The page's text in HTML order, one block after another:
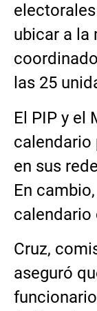
ubicar a la
las 25
El PIP y el
calendario
en sus
En
calendario
Cruz,
aseguró